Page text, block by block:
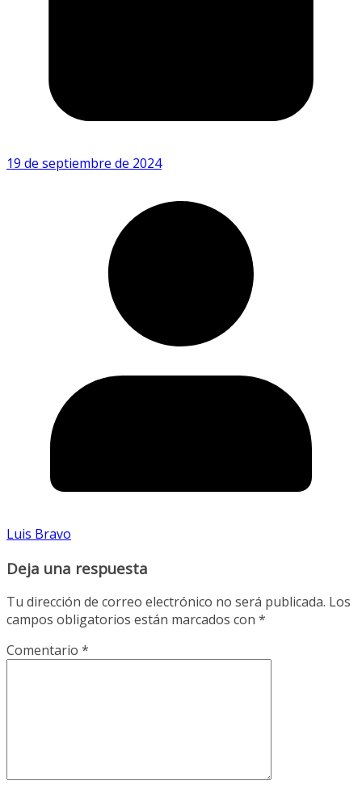
19 de septiembre de 2024
Luis Bravo
Deja una respuesta
Tu dirección de correo electrónico no será publicada. Los
campos obligatorios están marcados con *
Comentario *